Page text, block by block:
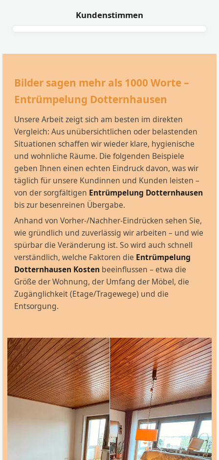
Kundenstimmen
Bilder sagen mehr als 1000 Worte –
Entrümpelung Dotternhausen
Unsere Arbeit zeigt sich am besten im direkten
Vergleich: Aus unübersichtlichen oder belastenden
Situationen schaffen wir wieder klare, hygienische
und wohnliche Räume. Die folgenden Beispiele
geben Ihnen einen echten Eindruck davon, was wir
täglich für unsere Kundinnen und Kunden leisten –
von der sorgfältigen Entrümpelung Dotternhausen
bis zur besenreinen Übergabe.
Anhand von Vorher-/Nachher-Eindrücken sehen Sie,
wie gründlich und zuverlässig wir arbeiten – und wie
spürbar die Veränderung ist. So wird auch schnell
verständlich, welche Faktoren die Entrümpelung
Dotternhausen Kosten beeinflussen – etwa die
Größe der Wohnung, der Umfang der Möbel, die
Zugänglichkeit (Etage/Tragewege) und die
Entsorgung.